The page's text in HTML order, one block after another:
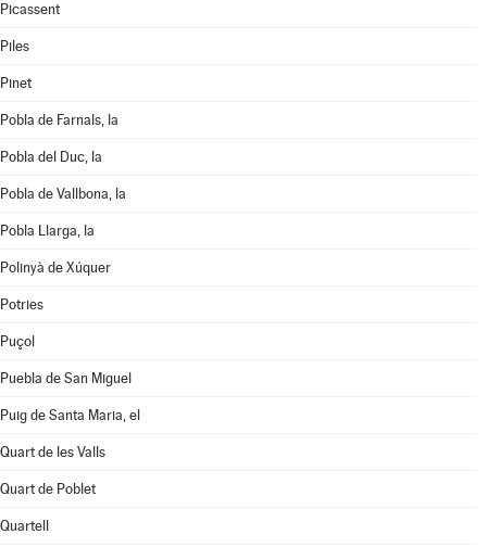
Picassent
Piles
Pinet
Pobla de Farnals, la
Pobla del Duc, la
Pobla de Vallbona, la
Pobla Llarga, la
Polinyà de Xúquer
Potries
Puçol
Puebla de San Miguel
Puig de Santa Maria, el
Quart de les Valls
Quart de Poblet
Quartell